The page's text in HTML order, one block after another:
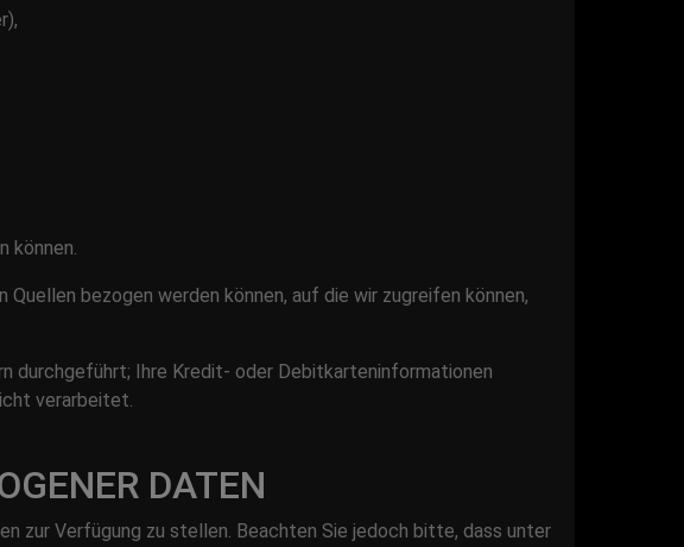
können.
bezogen werden können, auf die wir zugreifen können,
durchgeführt; Ihre Kredit- oder Debitkarteninformationen
verarbeitet.
DATEN
zur Verfügung zu stellen. Beachten Sie jedoch bitte, dass unter